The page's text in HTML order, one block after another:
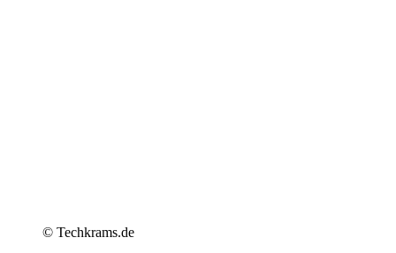
© Techkrams.de